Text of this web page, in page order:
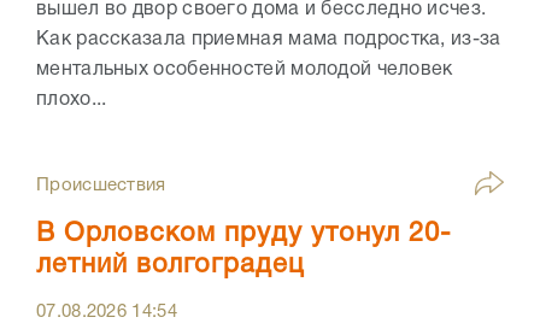
вышел во двор своего дома и бесследно исчез.
Как рассказала приемная мама подростка, из-за
ментальных особенностей молодой человек
плохо...
Происшествия
В Орловском пруду утонул 20-
летний волгоградец
07.08.2026 14:54